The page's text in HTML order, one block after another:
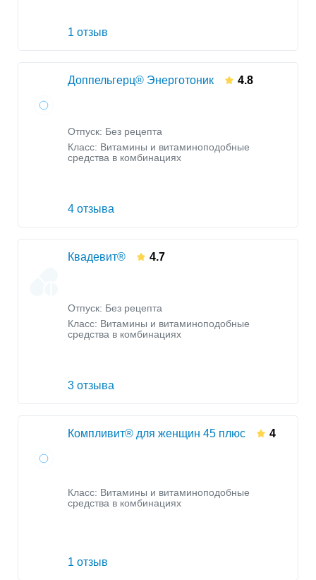
1 отзыв
Доппельгерц® Энерготоник 4.8
Отпуск: Без рецепта
Класс: Витамины и витаминоподобные
средства в комбинациях
4 отзыва
Квадевит® 4.7
Отпуск: Без рецепта
Класс: Витамины и витаминоподобные
средства в комбинациях
3 отзыва
Компливит® для женщин 45 плюс 4
Класс: Витамины и витаминоподобные
средства в комбинациях
1 отзыв